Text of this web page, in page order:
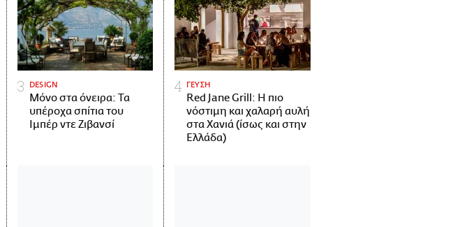
DESIGN
Μόνο στα όνειρα: Τα
υπέροχα σπίτια του
Ιμπέρ ντε Ζιβανσί
ΓΕΥΣΗ
Red Jane Grill: Η πιο
νόστιμη και χαλαρή αυλή
στα Χανιά (ίσως και στην
Ελλάδα)